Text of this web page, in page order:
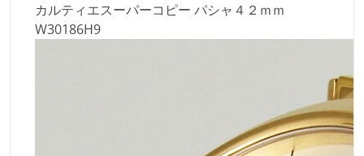
カルティエスーパーコピー パシャ４２ｍｍ
W30186H9